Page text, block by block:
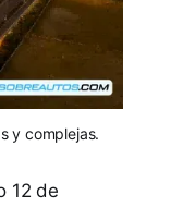
y complejas.
12 de